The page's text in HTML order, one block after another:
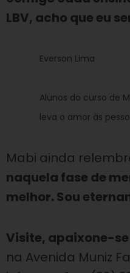
LBV, acho que eu
Everson Lima
Alunos do curso de
leva o amor às
Mabi ainda
naquela fase de
melhor. Sou
Visite, apaixone-se
na Avenida Muniz